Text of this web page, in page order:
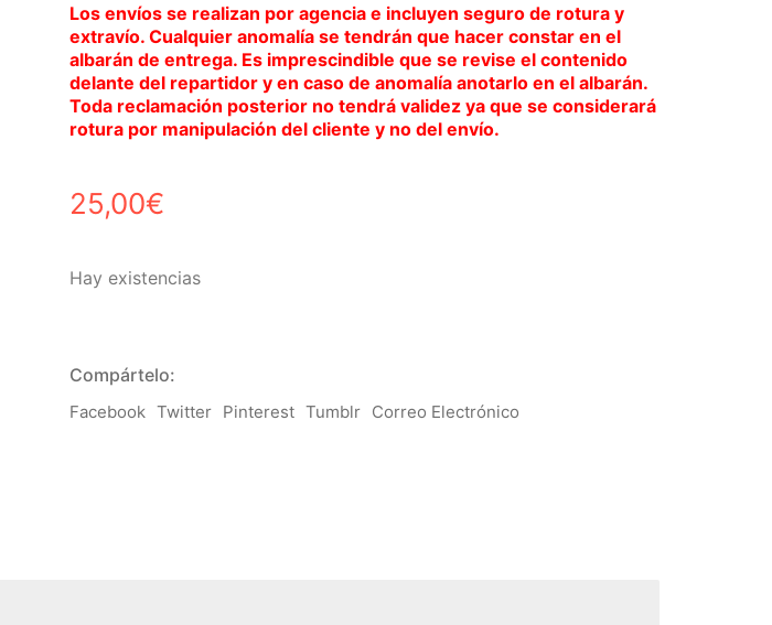
Los envíos se realizan por agencia e incluyen seguro de rotura y
extravío. Cualquier anomalía se tendrán que hacer constar en el
albarán de entrega. Es imprescindible que se revise el contenido
delante del repartidor y en caso de anomalía anotarlo en el albarán.
Toda reclamación posterior no tendrá validez ya que se considerará
rotura por manipulación del cliente y no del envío.
25,00€
Hay existencias
Compártelo:
Facebook Twitter Pinterest Tumblr Correo Electrónico